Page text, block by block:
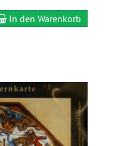
In den Warenkorb